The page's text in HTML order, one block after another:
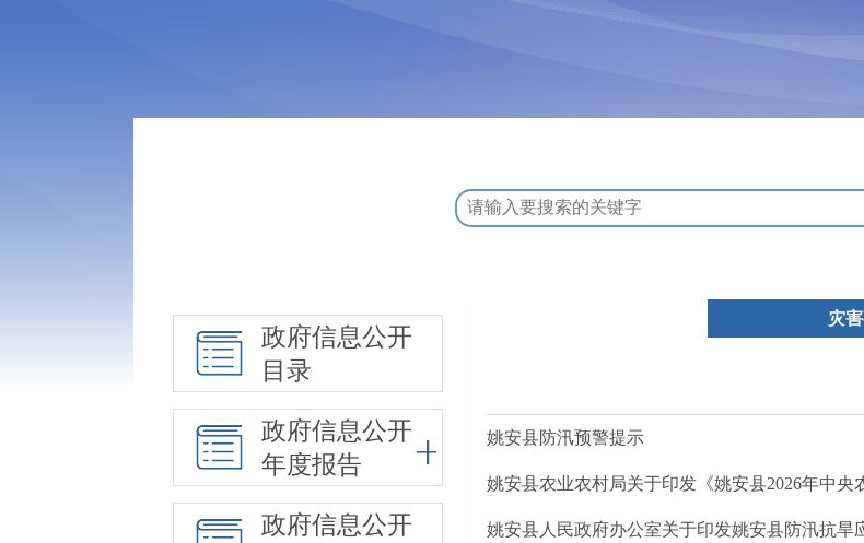
政府信息公开
目录
政府信息公开
年度报告
政府信息公开
灾
姚安县防汛预警提示
姚安县农业农村局关于印发《姚安县2026年中央农业防灾减灾和水利救灾资金（防
姚安县人民政府办公室关于印发姚安县防汛抗旱